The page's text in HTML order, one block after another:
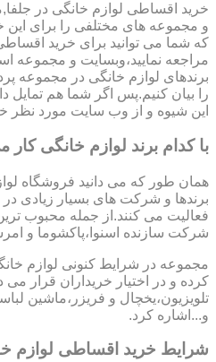
خرید اقساطی لوازم خانگی در جلفا,منطقه جلفا
و مجموعه های مختلفی را برای این
که شما می توانید برای خرید
مراجعه نمایید،وبسایت و مجموعه
برندهای لوازم خانگی در مجموعه
را بیان کنیم.پس اگر شما هم تمایل
این شیوه و از وب سایت مورد نظر
با کدام برند لوازم خانگی کار
همان طور که می دانید فروشگاه
برندها و شرکت های بسیار زیادی
فعالیت می کنند.از جمله محبوب
شرکت سازنده اسنوا،پاکشوما و
مجموعه در شرایط کنونی لوازم
کرده و در اختیار خریداران قرار
تلویزیون،یخچال و فریزر،ماشین
و...اشاره کرد.
شرایط خرید اقساطی لوازم